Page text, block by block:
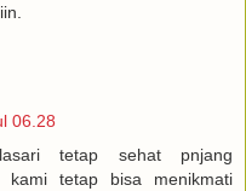
06.28
tetap sehat pnjang
kami tetap bisa menikmati